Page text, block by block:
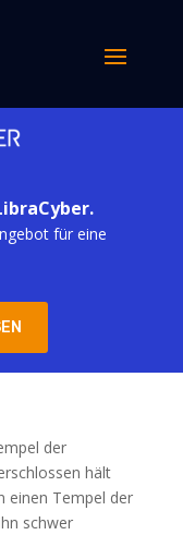
für eine
in
der
hält
einen Tempel der
schwer